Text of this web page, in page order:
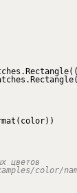
. Rectangle( (
. Rectangle(
( color) )
цветов
color/